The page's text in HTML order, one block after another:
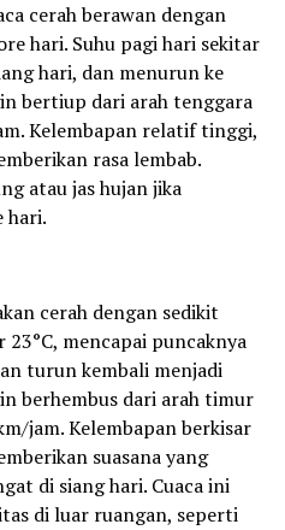
cerah berawan dengan
hari. Suhu pagi hari sekitar
hari, dan menurun ke
bertiup dari arah tenggara
Kelembapan relatif tinggi,
rasa lembab.
atau jas hujan jika
hari.
cerah dengan sedikit
23°C, mencapai puncaknya
turun kembali menjadi
berhembus dari arah timur
jam. Kelembapan berkisar
suasana yang
di siang hari. Cuaca ini
di luar ruangan, seperti